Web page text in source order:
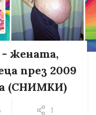
- жената,
през 2009
(СНИМКИ)
1